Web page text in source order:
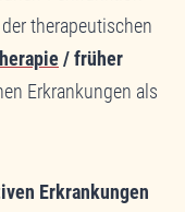
therapeutischen
/ früher
Erkrankungen als
Erkrankungen